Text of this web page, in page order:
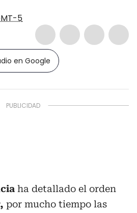
5
en Google
ha detallado el orden
por mucho tiempo las